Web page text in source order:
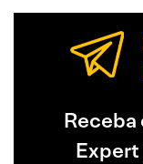
Receba
Expert